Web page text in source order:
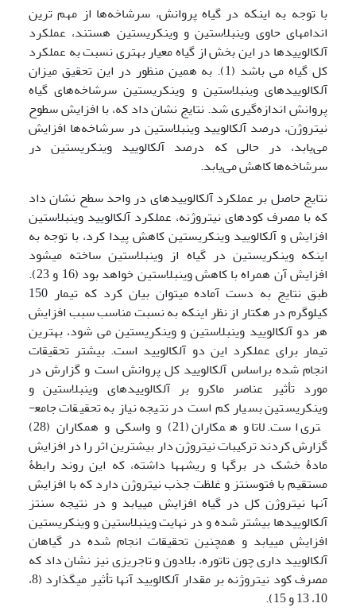
با توجه به اینکه در گیاه پروانش، سرشاخه‌ها از مهم ترین
اندامهای حاوی وینبلاستین و وینکریستین هستند، عملکرد
آلکالوییدها در این بخش از گیاه معیار بهتری نسبت به عملکرد
کل گیاه می باشد (1). به همین منظور در این تحقیق میزان
آلکالوییدهای وینبلاستین و وینکریستین سرشاخه‎‌های گیاه
پروانش اندازه‌گیری شد. نتایج نشان داد که، با افزایش سطوح
نیتروژن، درصد آلکالویید وینبلاستین در سرشاخه‌ها افزایش
می‌یابد، در حالی که درصد آلکالویید وینکریستین در
سرشاخه‌ها کاهش می‌یابد.
نتایج حاصل بر عملکرد آلکالوییدهای در واحد سطح نشان داد
که با مصرف کودهای نیتروژنه، عملکرد آلکالویید وینبلاستین
افزایش و آلکالویید وینکریستین کاهش پیدا کرد، با توجه به
اینکه وینکریستین در گیاه از وینبلاستین ساخته می­شود
افزایش آن همراه با کاهش وینبلاستین خواهد بود (16 و 23).
طبق نتایج به دست آماده می­توان بیان کرد که تیمار 150
کیلوگرم در هکتار از نظر اینکه به نسبت مناسب سبب افزایش
هر دو آلکالویید وینبلاستین و وینکریستین می شود، بهترین
تیمار برای عملکرد این دو آلکالویید است. بیشتر تحقیقات
انجام شده براساس آلکالویید کل پروانش است و گزارش در
مورد تأثیر عناصر ماکرو بر آلکالوییدهای وینبلاستین و
وینکریستین بسیار کم است در نتیجه نیاز به تحقیقات جامع­
تری است. لاتا و همکاران (21) و واسکی و همکاران (28)
گزارش کردند ترکیبات نیتروژن دار بیشترین اثر را در افزایش
مادۀ خشک در برگها و ریشه­ها داشته، که این روند رابطۀ
مستقیم با فتوسنتز و غلظت جذب نیتروژن دارد که با افزایش
آنها نیتروژن کل در گیاه افزایش می­یابد و در نتیجه سنتز
آلکالوییدها بیشتر شده و در نهایت وینبلاستین و وینکریستین
افزایش می­یابد و همچنین تحقیقات انجام شده در گیاهان
آلکالویید داری چون تاتوره، بلادون و تاجریزی نیز نشان داد که
مصرف کود نیتروژنه بر مقدار آلکالویید آنها تأثیر می­گذارد (8،
10، 13 و 15).